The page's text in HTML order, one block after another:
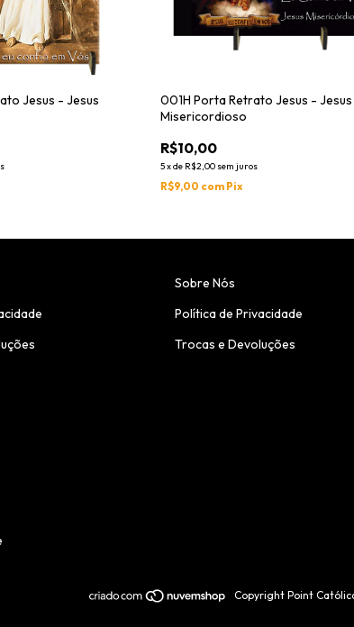
Jesus - Jesus
001H Porta Retrato Jesus - Jesus
Misericordioso
R$10,00
5xde R$2,00 sem juros
R$9,00 com Pix
Sobre Nós
Política de Privacidade
Trocas e Devoluções
Copyright Point